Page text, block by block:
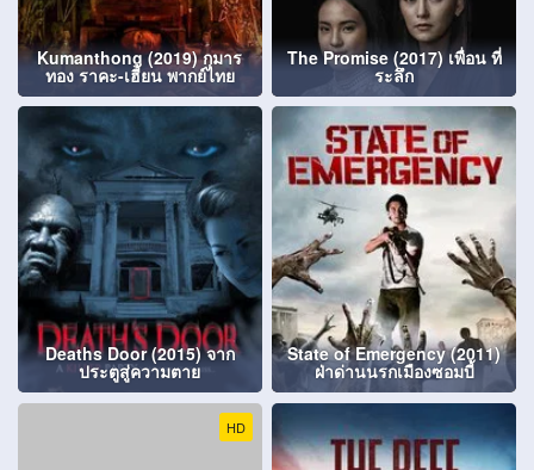
Kumanthong (2019) กุมาร
ทอง ราคะ-เฮี้ยน พากย์ไทย
The Promise (2017) เพื่อน ที่
ระลึก
Deaths Door (2015) จาก
ประตูสู่ความตาย
State of Emergency (2011)
ฝ่าด่านนรกเมืองซอมบี้
HD